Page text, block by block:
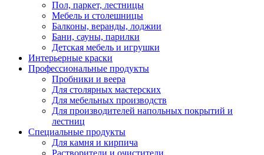
Пол, паркет, лестницы
Мебель и столешницы
Балконы, веранды, лоджии
Бани, сауны, парилки
Детская мебель и игрушки
Интерьерные краски
Профессиональные продукты
Пробники и веера
Для столярных мастерских
Для мебельных производств
Для производителей напольных покрытий и
лестниц
Специальные продукты
Для камня и кирпича
Растворители и очистители